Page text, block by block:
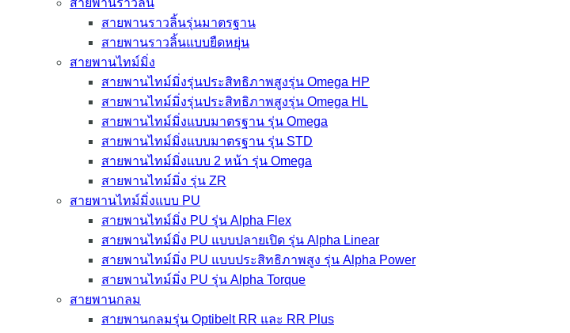
สายพานราวลิ้น
สายพานราวลิ้นรุ่นมาตรฐาน
สายพานราวลิ้นแบบยืดหยุ่น
สายพานไทม์มิ่ง
สายพานไทม์มิ่งรุ่นประสิทธิภาพสูงรุ่น Omega HP
สายพานไทม์มิ่งรุ่นประสิทธิภาพสูงรุ่น Omega HL
สายพานไทม์มิ่งแบบมาตรฐาน รุ่น Omega
สายพานไทม์มิ่งแบบมาตรฐาน รุ่น STD
สายพานไทม์มิ่งแบบ 2 หน้า รุ่น Omega
สายพานไทม์มิ่ง รุ่น ZR
สายพานไทม์มิ่งแบบ PU
สายพานไทม์มิ่ง PU รุ่น Alpha Flex
สายพานไทม์มิ่ง PU แบบปลายเปิด รุ่น Alpha Linear
สายพานไทม์มิ่ง PU แบบประสิทธิภาพสูง รุ่น Alpha Power
สายพานไทม์มิ่ง PU รุ่น Alpha Torque
สายพานกลม
สายพานกลมรุ่น Optibelt RR และ RR Plus